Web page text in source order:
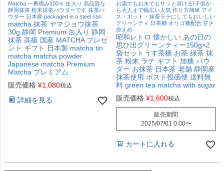
Matcha 一番摘み100％ 缶入り 高品質な
静岡抹茶 粉末抹茶パウダーです 抹茶パ
ウダー 日本産 packaged in a steel can.
matcha 抹茶 ヤマジョウ抹茶
30g 静岡 Premium 缶入り 静岡
抹茶 高級 国産 MATCHA プレゼ
ント ギフト 日本製 matcha tin
matcha matcha powder
Japanese matcha Premium
Matcha プレミアム
販売価格 ¥1,080税込
詳細を見る
お湯でもお水でもサッと溶ける!子供か
ら大人まで幅広い人気 作り方簡単 アイ
ス・ホット・抹茶ラテにしてもおいしい
グリーンティ 臼茶糖 オリゴ糖配合 甘さ
控えめ
昭和レトロ 懐かしい あの日の
思ひ出グリーンティー150g×2
袋セットうす茶糖 お茶 緑茶 抹
茶 粉末 ラテ ギフト 加糖 パウ
ダー お抹茶 日本茶 老舗 静岡産
抹茶使用 ポスト投函便 送料無
料 green tea matcha with sugar
販売価格 ¥1,600税込
販売期間
2025/07/01 0:00〜
カートに入れる